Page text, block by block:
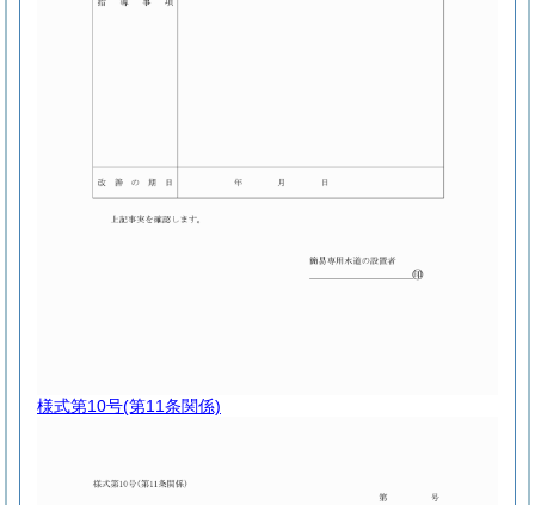
様式第10号(第11条関係)